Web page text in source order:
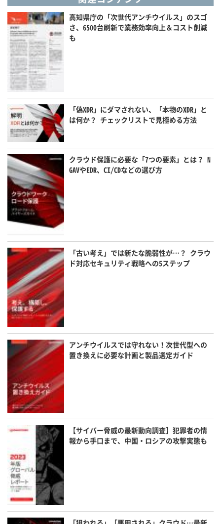
高知県庁の「次世代アンチウイルス」のスゴ
さ、6500台刷新で業務効率向上＆コスト削減
も
「偽XDR」にダマされない、「本物のXDR」と
は何か？ チェックリストで見極める方法
クラウド保護に必要な「7つの要素」とは？ N
GAVやEDR、CI/CDなどの選び方
「古い考え」では新たな脆弱性が…？ クラウ
ド対応セキュリティ戦略への5ステップ
アンチウイルスでは守れない！次世代型への
置き換えに必要な計画と製品選定ガイド
【サイバー脅威の最新動向調査】犯罪者の情
報から手口まで、中国・ロシアの攻撃実態も